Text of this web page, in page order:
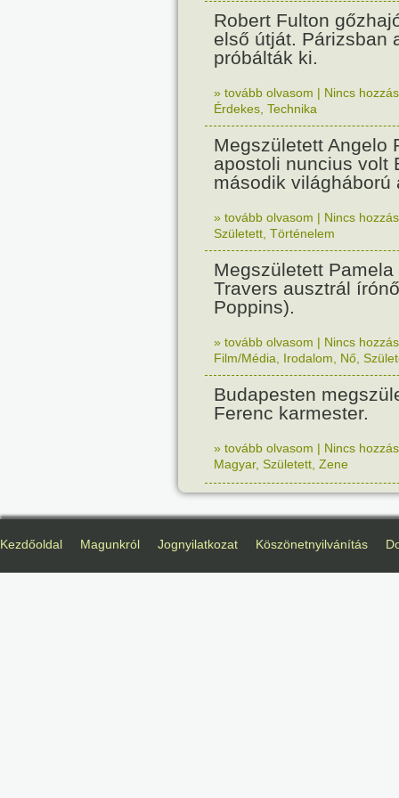
Robert Fulton
első útját. Párizsban
próbálták ki.
» tovább olvasom | Nincs
Érdekes Technika
Megszületett Angelo
apostoli nuncius volt
második világháború
» tovább olvasom | Nincs
Született Történelem
Megszületett Pamela
Travers ausztrál
Poppins).
» tovább olvasom | Nincs
Film/Média
Irodalom Nő
Budapesten
Ferenc karmester.
» tovább olvasom | Nincs
Magyar, Született Zene
Kezdőoldal Magunkról Jognyilatkozat Köszönetnyilvánítás